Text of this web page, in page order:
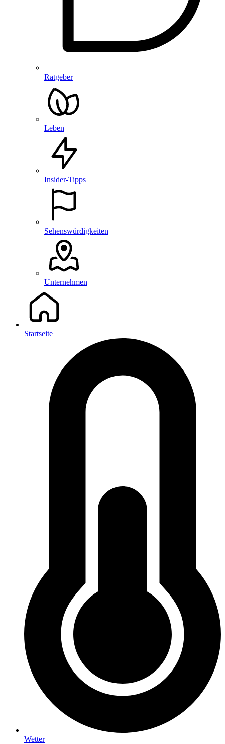
Ratgeber
Leben
Insider-Tipps
Sehenswürdigkeiten
Unternehmen
Startseite
Wetter